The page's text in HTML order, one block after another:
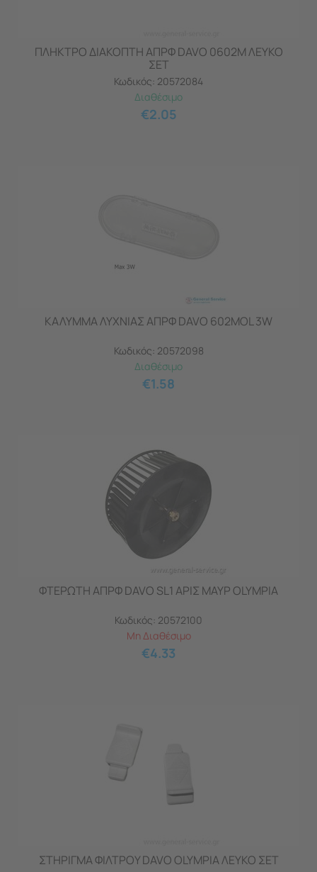
ΠΛΗΚΤΡΟ ΔΙΑΚΟΠΤΗ ΑΠΡΦ DAVO 0602Μ ΛΕΥΚΟ
ΣΕΤ
Κωδικός: 20572084
Διαθέσιμο
€2.05
ΚΑΛΥΜΜΑ ΛΥΧΝΙΑΣ ΑΠΡΦ DAVO 602MOL 3W
Κωδικός: 20572098
Διαθέσιμο
€1.58
ΦΤΕΡΩΤΗ ΑΠΡΦ DAVO SL1 ΑΡΙΣ ΜΑΥΡ OLYMPIA
Κωδικός: 20572100
Μη Διαθέσιμο
€4.33
ΣΤΗΡΙΓΜΑ ΦΙΛΤΡΟΥ DAVO OLYMPIA ΛΕΥΚΟ ΣΕΤ